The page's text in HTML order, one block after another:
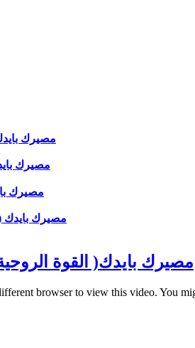
مصيرك بايدك
مصيرك
مصيرك
مصيرك بايدك (
مصيرك بايدك( القوة الروحية ) مع
browser to view this video. You